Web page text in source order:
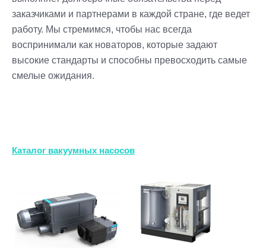
заказчиками и партнерами в каждой стране, где ведет
работу. Мы стремимся, чтобы нас всегда
воспринимали как новаторов, которые задают
высокие стандарты и способны превосходить самые
смелые ожидания.
Каталог вакуумных насосов